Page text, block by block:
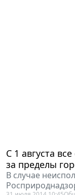
за пределы
В случае
31 июля 2014 10:45